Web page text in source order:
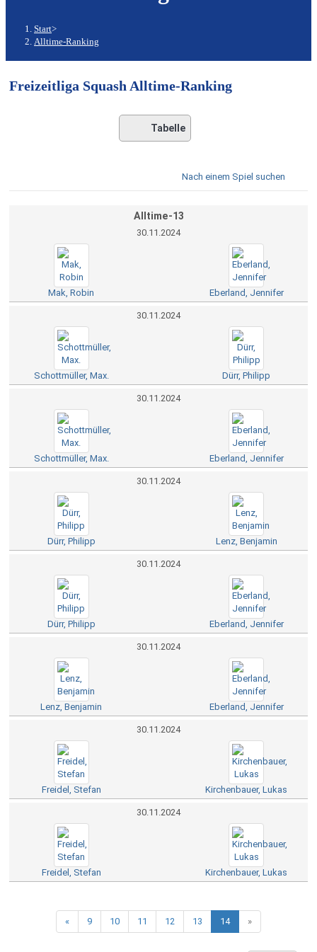
Start>
Alltime-Ranking
Freizeitliga Squash Alltime-Ranking
Tabelle
Nach einem Spiel suchen
Alltime-13
30.11.2024
Mak, Robin Eberland, Jennifer
30.11.2024
Schottmüller, Max. Dürr, Philipp
30.11.2024
Schottmüller, Max. Eberland, Jennifer
30.11.2024
Dürr, Philipp Lenz, Benjamin
30.11.2024
Dürr, Philipp Eberland, Jennifer
30.11.2024
Lenz, Benjamin Eberland, Jennifer
30.11.2024
Freidel, Stefan Kirchenbauer, Lukas
30.11.2024
Freidel, Stefan Kirchenbauer, Lukas
« 9 10 11 12 13 14 »